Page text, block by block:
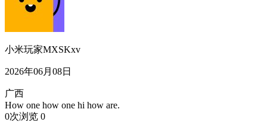
小米玩家MXSKxv
2026年06月08日
广西
How one how one hi how are.
0次浏览 0